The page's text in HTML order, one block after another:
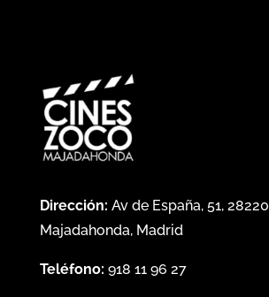
Dirección: Av de España, 51, 28220
Majadahonda, Madrid
Teléfono: 918 11 96 27